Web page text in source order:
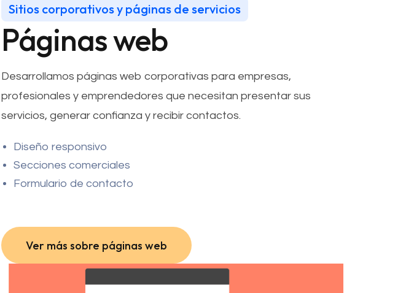
Sitios corporativos y páginas de servicios
Páginas web
Desarrollamos páginas web corporativas para empresas,
profesionales y emprendedores que necesitan presentar sus
servicios, generar confianza y recibir contactos.
Diseño responsivo
Secciones comerciales
Formulario de contacto
Ver más sobre páginas web
Ver más sobre páginas web